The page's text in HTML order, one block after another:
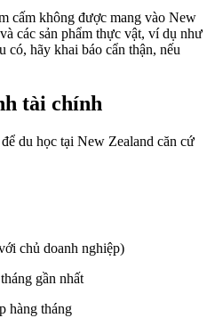
cấm không được mang vào New
các sản phẩm thực vật, ví dụ như
có, hãy khai báo cẩn thận, nếu
tài chính
du học tại New Zealand căn cứ
chủ doanh nghiệp)
gần nhất
hàng tháng